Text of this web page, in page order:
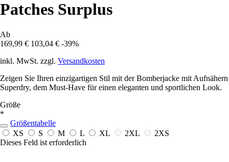
Patches Surplus
Ab
169,99 € 103,04 € -39%
inkl. MwSt. zzgl. Versandkosten
Zeigen Sie Ihren einzigartigen Stil mit der Bomberjacke mit Aufnähern
Superdry, dem Must-Have für einen eleganten und sportlichen Look.
Größe
*
Größentabelle
XS
S M L XL 2XL
2XS
Dieses Feld ist erforderlich